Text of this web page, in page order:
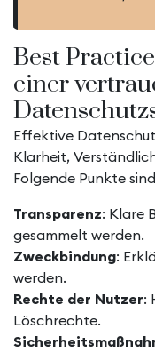
Best
einer
Effektive
Klarheit,
Folgende Punkte
Transparenz: Klare
gesammelt werden.
Zweckbindung:
werden.
Rechte der Nutzer:
Löschrechte.